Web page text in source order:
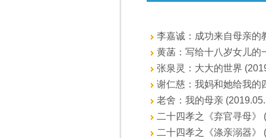
李嘉诚：成功来自母亲的
黄菡：写给十八岁女儿的
张泉灵：大大的世界
谢仁慈：我妈和她给我的
老舍：我的母亲
二十四孝之《弃官寻母》
二十四孝之《涤亲溺器》